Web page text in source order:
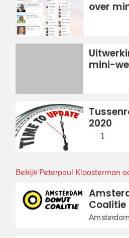
over
mini-
2020
1
Bekijk Peterpaul Kloosterman
Coalitie
Amsterdam